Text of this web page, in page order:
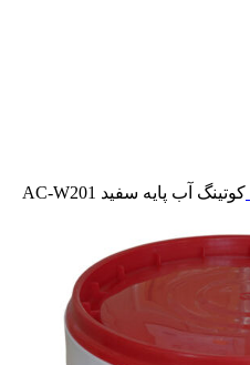
کوتینگ آب پایه سفید AC-W201